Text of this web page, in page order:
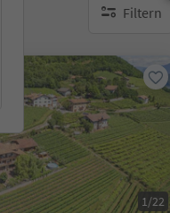
Filtern
1 aktiver Filter
1/22